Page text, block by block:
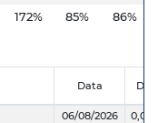
172% 85% 86%
Data Dia
06/08/2026